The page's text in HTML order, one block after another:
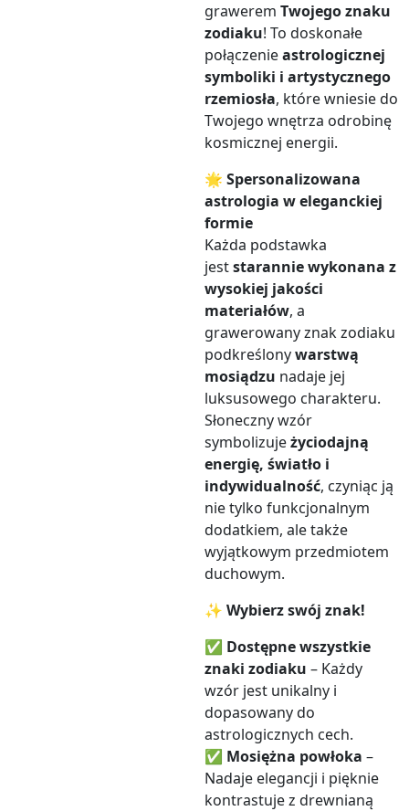
grawerem Twojego znaku
zodiaku! To doskonałe
połączenieastrologicznej
symboliki i artystycznego
rzemiosła, które wniesie do
Twojego wnętrza odrobinę
kosmicznej energii.
🌟 Spersonalizowana
astrologia w eleganckiej
formie
Każda podstawka
jeststarannie wykonana z
wysokiej jakości
materiałów, a
grawerowany znak zodiaku
podkreślonywarstwą
mosiądzu nadaje jej
luksusowego charakteru.
Słoneczny wzór
symbolizujeżyciodajną
energię, światło i
indywidualność, czyniąc ją
nie tylko funkcjonalnym
dodatkiem, ale także
wyjątkowym przedmiotem
duchowym.
✨ Wybierz swój znak!
✅ Dostępne wszystkie
znaki zodiaku – Każdy
wzór jest unikalny i
dopasowany do
astrologicznych cech.
✅ Mosiężna powłoka –
Nadaje elegancji i pięknie
kontrastuje z drewnianą